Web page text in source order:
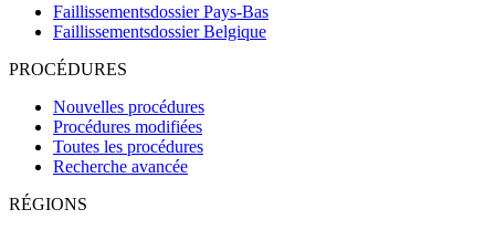
Faillissementsdossier Pays-Bas
Faillissementsdossier Belgique
PROCÉDURES
Nouvelles procédures
Procédures modifiées
Toutes les procédures
Recherche avancée
RÉGIONS